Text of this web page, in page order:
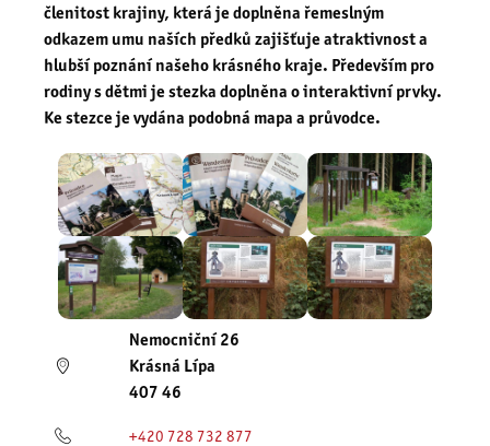
členitost krajiny, která je doplněna řemeslným
odkazem umu naších předků zajišťuje atraktivnost a
hlubší poznání našeho krásného kraje. Především pro
rodiny s dětmi je stezka doplněna o interaktivní prvky.
Ke stezce je vydána podobná mapa a průvodce.
Nemocniční 26
Krásná Lípa
407 46
+420 728 732 877